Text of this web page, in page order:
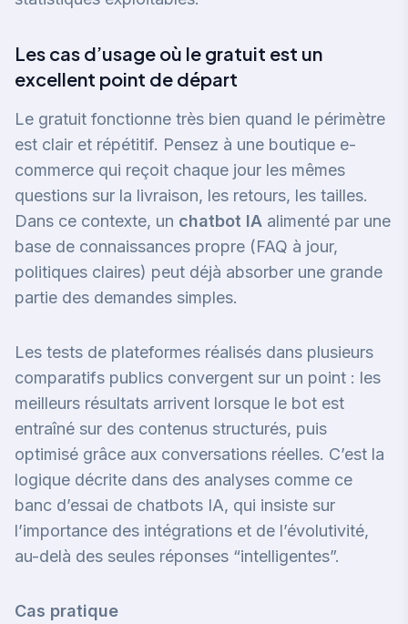
Les cas d’usage où le gratuit est un
excellent point de départ
Le gratuit fonctionne très bien quand le périmètre
est clair et répétitif. Pensez à une boutique e-
commerce qui reçoit chaque jour les mêmes
questions sur la livraison, les retours, les tailles.
Dans ce contexte, un chatbot IA alimenté par une
base de connaissances propre (FAQ à jour,
politiques claires) peut déjà absorber une grande
partie des demandes simples.
Les tests de plateformes réalisés dans plusieurs
comparatifs publics convergent sur un point : les
meilleurs résultats arrivent lorsque le bot est
entraîné sur des contenus structurés, puis
optimisé grâce aux conversations réelles. C’est la
logique décrite dans des analyses comme ce
banc d’essai de chatbots IA, qui insiste sur
l’importance des intégrations et de l’évolutivité,
au-delà des seules réponses “intelligentes”.
Cas pratique